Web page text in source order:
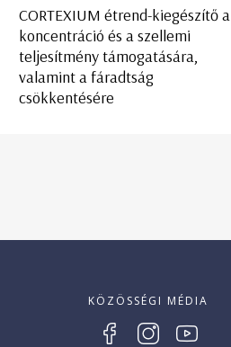
CORTEXIUM étrend-kiegészítő a
koncentráció és a szellemi
teljesítmény támogatására,
valamint a fáradtság
csökkentésére
KÖZÖSSÉGI MÉDIA